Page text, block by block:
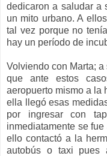
dedicaron a saludar a
un mito urbano. A
tal vez porque no
hay un período de
Volviendo con Marta;
que ante estos
aeropuerto mismo a la
ella llegó esas
por ingresar con
inmediatamente se
ello contactó a la
autobús o taxi pues